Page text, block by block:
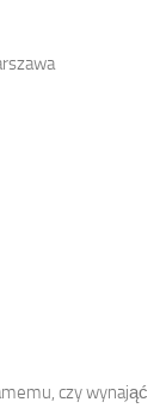
czy wynająć